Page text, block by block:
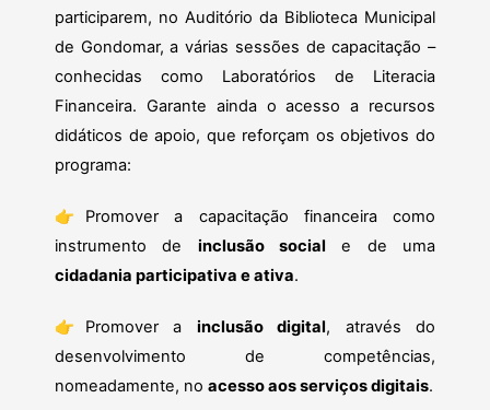
participarem, no Auditório da Biblioteca Municipal
de Gondomar, a várias sessões de capacitação –
conhecidas como Laboratórios de Literacia
Financeira. Garante ainda o acesso a recursos
didáticos de apoio, que reforçam os objetivos do
programa:
👉 Promover a capacitação financeira como
instrumento de inclusão social e de uma
cidadania participativa e ativa.
👉 Promover a inclusão digital, através do
desenvolvimento de competências,
nomeadamente, no acesso aos serviços digitais.